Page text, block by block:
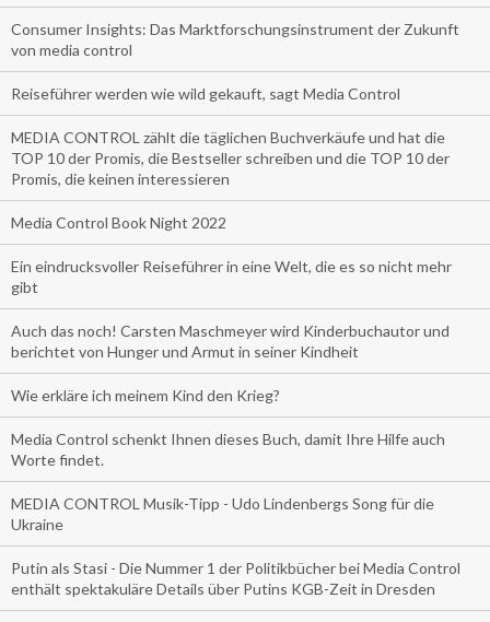
Consumer Insights: Das Marktforschungsinstrument der Zukunft
von media control
Reiseführer werden wie wild gekauft, sagt Media Control
MEDIA CONTROL zählt die täglichen Buchverkäufe und hat die
TOP 10 der Promis, die Bestseller schreiben und die TOP 10 der
Promis, die keinen interessieren
Media Control Book Night 2022
Ein eindrucksvoller Reiseführer in eine Welt, die es so nicht mehr
gibt
Auch das noch! Carsten Maschmeyer wird Kinderbuchautor und
berichtet von Hunger und Armut in seiner Kindheit
Wie erkläre ich meinem Kind den Krieg?
Media Control schenkt Ihnen dieses Buch, damit Ihre Hilfe auch
Worte findet.
MEDIA CONTROL Musik-Tipp - Udo Lindenbergs Song für die
Ukraine
Putin als Stasi - Die Nummer 1 der Politikbücher bei Media Control
enthält spektakuläre Details über Putins KGB-Zeit in Dresden